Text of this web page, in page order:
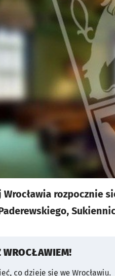
rozpocznie
WROCŁAWIEM!
co dzieje się we Wrocławiu.